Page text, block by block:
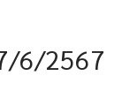
6/2567